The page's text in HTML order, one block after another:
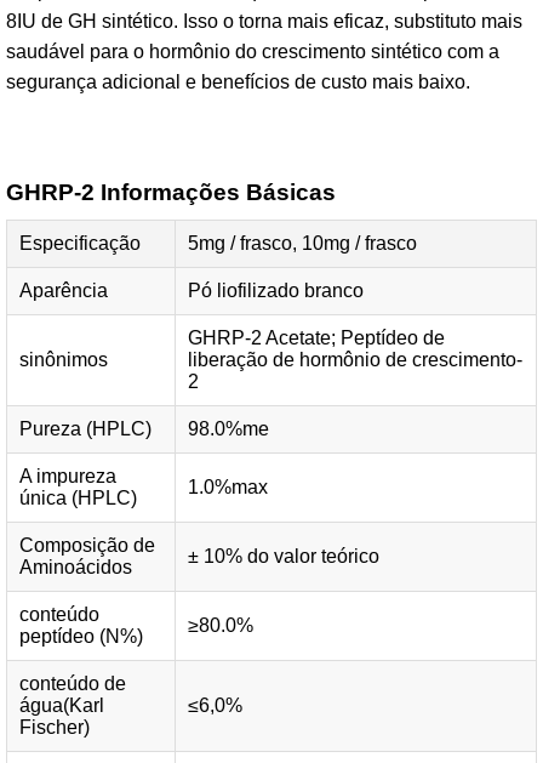
8IU de GH sintético. Isso o torna mais eficaz, substituto mais
saudável para o hormônio do crescimento sintético com a
segurança adicional e benefícios de custo mais baixo.
GHRP-2 Informações Básicas
Especificação 5mg / frasco, 10mg / frasco
Aparência Pó liofilizado branco
sinônimos
GHRP-2 Acetate; Peptídeo de
liberação de hormônio de crescimento-
2
Pureza (HPLC) 98.0%me
A impureza
única (HPLC)
1.0%max
Composição de
Aminoácidos
± 10% do valor teórico
conteúdo
peptídeo (N%)
≥80.0%
conteúdo de
água(Karl
Fischer)
≤6,0%